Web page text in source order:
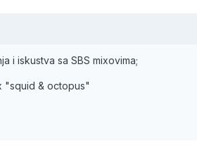
i iskustva sa SBS mixovima;
"squid & octopus"